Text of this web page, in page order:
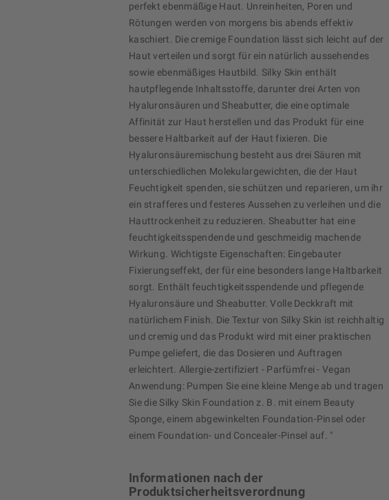
perfekt ebenmäßige Haut. Unreinheiten, Poren und
Rötungen werden von morgens bis abends effektiv
kaschiert. Die cremige Foundation lässt sich leicht auf der
Haut verteilen und sorgt für ein natürlich aussehendes
sowie ebenmäßiges Hautbild. Silky Skin enthält
hautpflegende Inhaltsstoffe, darunter drei Arten von
Hyaluronsäuren und Sheabutter, die eine optimale
Affinität zur Haut herstellen und das Produkt für eine
bessere Haltbarkeit auf der Haut fixieren. Die
Hyaluronsäuremischung besteht aus drei Säuren mit
unterschiedlichen Molekulargewichten, die der Haut
Feuchtigkeit spenden, sie schützen und reparieren, um ihr
ein strafferes und festeres Aussehen zu verleihen und die
Hauttrockenheit zu reduzieren. Sheabutter hat eine
feuchtigkeitsspendende und geschmeidig machende
Wirkung. Wichtigste Eigenschaften: Eingebauter
Fixierungseffekt, der für eine besonders lange Haltbarkeit
sorgt. Enthält feuchtigkeitsspendende und pflegende
Hyaluronsäure und Sheabutter. Volle Deckkraft mit
natürlichem Finish. Die Textur von Silky Skin ist reichhaltig
und cremig und das Produkt wird mit einer praktischen
Pumpe geliefert, die das Dosieren und Auftragen
erleichtert. Allergie-zertifiziert - Parfümfrei - Vegan
Anwendung: Pumpen Sie eine kleine Menge ab und tragen
Sie die Silky Skin Foundation z. B. mit einem Beauty
Sponge, einem abgewinkelten Foundation-Pinsel oder
einem Foundation- und Concealer-Pinsel auf. "
Informationen nach der
Produktsicherheitsverordnung